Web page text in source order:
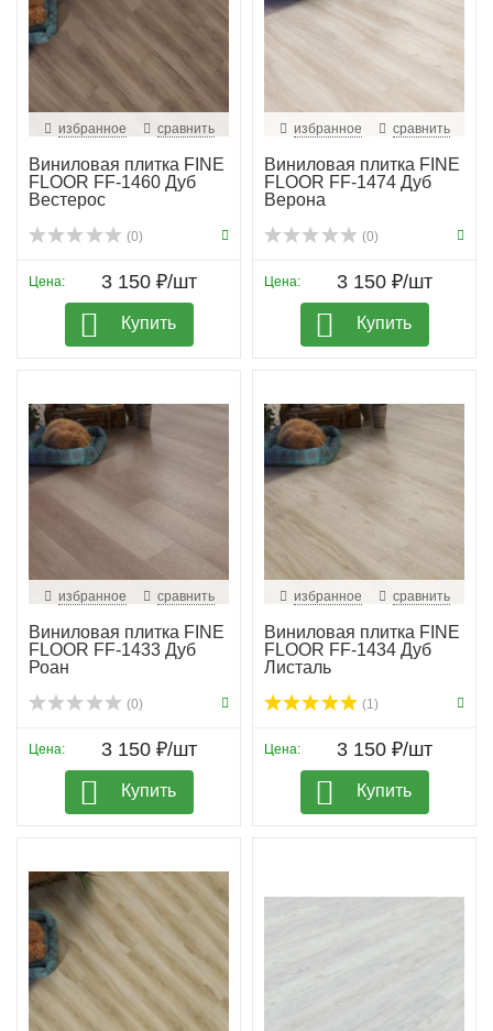
избранное сравнить
Виниловая плитка FINE
FLOOR FF-1460 Дуб
Вестерос
(0)
Цена: 3 150 ₽/шт
Купить
избранное сравнить
Виниловая плитка FINE
FLOOR FF-1474 Дуб
Верона
(0)
Цена: 3 150 ₽/шт
Купить
избранное сравнить
Виниловая плитка FINE
FLOOR FF-1433 Дуб
Роан
(0)
Цена: 3 150 ₽/шт
Купить
избранное сравнить
Виниловая плитка FINE
FLOOR FF-1434 Дуб
Листаль
(1)
Цена: 3 150 ₽/шт
Купить